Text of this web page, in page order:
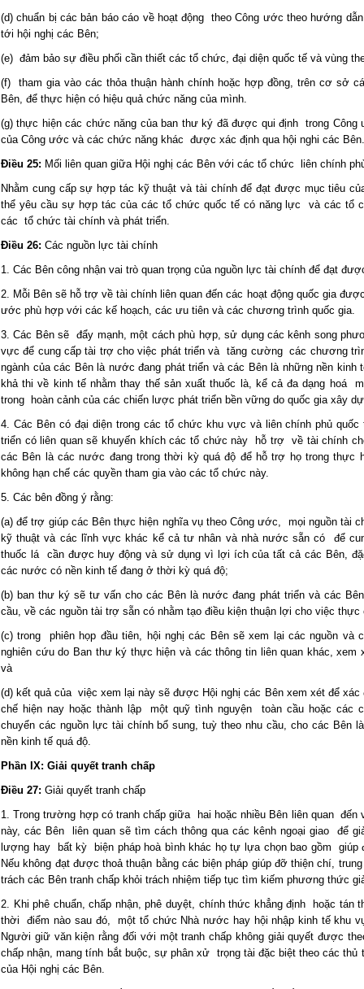
(d) chuẩn bị các bản báo cáo về hoạt động theo Công ước theo hướng
tới hội nghị các Bên;
(e) đảm bảo sự điều phối cần thiết các tổ chức, đại diện quốc tế và vùng
(f) tham gia vào các thỏa thuận hành chính hoặc hợp đồng, trên cơ sở
Bên, để thực hiện có hiệu quả chức năng của mình.
(g) thực hiện các chức năng của ban thư ký đã được qui định trong Công
của Công ước và các chức năng khác được xác định qua hội nghi các Bên.
Điều 25: Mối liên quan giữa Hội nghị các Bên với các tổ chức liên chính
Nhằm cung cấp sự hợp tác kỹ thuật và tài chính để đạt được mục tiêu
thể yêu cầu sự hợp tác của các tổ chức quốc tế có năng lực và các tổ
các tổ chức tài chính và phát triển.
Điều 26: Các nguồn lực tài chính
1. Các Bên công nhận vai trò quan trọng của nguồn lực tài chính để đạt
2. Mỗi Bên sẽ hỗ trợ về tài chính liên quan đến các hoạt động quốc gia
ước phù hợp với các kế hoạch, các ưu tiên và các chương trình quốc gia.
3. Các Bên sẽ đẩy mạnh, một cách phù hợp, sử dụng các kênh song
vực để cung cấp tài trợ cho việc phát triển và tăng cường các chương
ngành của các Bên là nước đang phát triển và các Bên là những nền
khả thi về kinh tế nhằm thay thế sản xuất thuốc là, kể cả đa dạng hoá
trong hoàn cảnh của các chiến lược phát triển bền vững do quốc gia xây
4. Các Bên có đại diện trong các tổ chức khu vực và liên chính phủ
triển có liên quan sẽ khuyến khích các tổ chức này hỗ trợ về tài chính
các Bên là các nước đang trong thời kỳ quá độ để hỗ trợ họ trong thực
không hạn chế các quyền tham gia vào các tổ chức này.
5. Các bên đồng ý rằng:
(a) để trợ giúp các Bên thực hiện nghĩa vụ theo Công ước, mọi nguồn tài
kỹ thuật và các lĩnh vực khác kể cả tư nhân và nhà nước sẵn có để
thuốc lá cần được huy động và sử dụng vì lợi ích của tất cả các Bên,
các nước có nền kinh tế đang ở thời kỳ quá độ;
(b) ban thư ký sẽ tư vấn cho các Bên là nước đang phát triển và các
cầu, về các nguồn tài trợ sẵn có nhằm tạo điều kiện thuận lợi cho việc
(c) trong phiên họp đầu tiên, hội nghị các Bên sẽ xem lại các nguồn và
nghiên cứu do Ban thư ký thực hiện và các thông tin liên quan khác, xem
và
(d) kết quả của việc xem lại này sẽ được Hội nghị các Bên xem xét để
chế hiện nay hoặc thành lập một quỹ tình nguyện toàn cầu hoặc các
chuyển các nguồn lực tài chính bổ sung, tuỳ theo nhu cầu, cho các Bên
nền kinh tế quá độ.
Phần IX: Giải quyết tranh chấp
Điều 27: Giải quyết tranh chấp
1. Trong trường hợp có tranh chấp giữa hai hoặc nhiều Bên liên quan
này, các Bên liên quan sẽ tìm cách thông qua các kênh ngoại giao để
lượng hay bất kỳ biện pháp hoà bình khác họ tự lựa chọn bao gồm giúp
Nếu không đạt được thoả thuận bằng các biện pháp giúp đỡ thiện chí,
trách các Bên tranh chấp khỏi trách nhiệm tiếp tục tìm kiếm phương thức
2. Khi phê chuẩn, chấp nhận, phê duyệt, chính thức khẳng định hoặc tán
thời điểm nào sau đó, một tổ chức Nhà nước hay hội nhập kinh tế khu
Người giữ văn kiện rằng đối với một tranh chấp không giải quyết được
chấp nhận, mang tính bắt buộc, sự phân xử trọng tài đặc biệt theo các
của Hội nghị các Bên.